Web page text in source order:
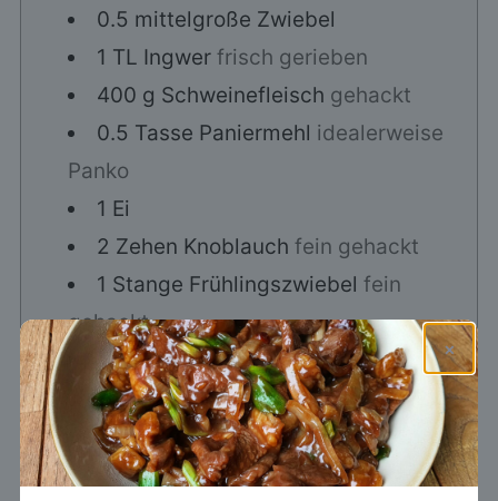
0.5 mittelgroße Zwiebel
1 TL Ingwer frisch gerieben
400 g Schweinefleisch gehackt
0.5 Tasse Paniermehl idealerweise
Panko
1 Ei
2 Zehen Knoblauch fein gehackt
1 Stange Frühlingszwiebel fein
gehackt
1 Prise Salz und Pfeffer
Pflanzenöl zum Frittieren
Japanische Süß-Sauer-
×